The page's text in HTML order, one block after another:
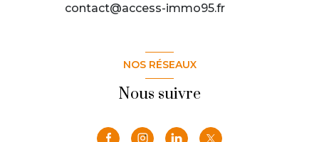
contact@access-immo95.fr
NOS RÉSEAUX
Nous suivre